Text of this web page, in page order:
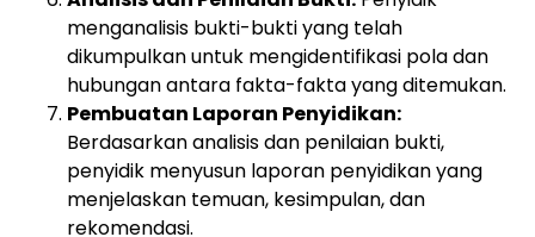
menganalisis bukti-bukti yang telah
dikumpulkan untuk mengidentifikasi pola dan
hubungan antara fakta-fakta yang ditemukan.
Pembuatan Laporan Penyidikan:
Berdasarkan analisis dan penilaian bukti,
penyidik menyusun laporan penyidikan yang
menjelaskan temuan, kesimpulan, dan
rekomendasi.